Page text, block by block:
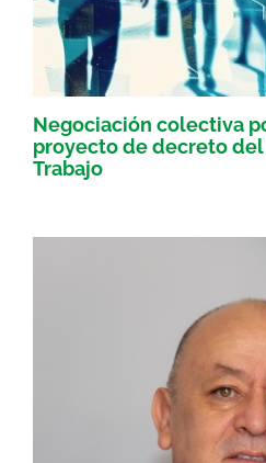
Negociación colectiva
proyecto de decreto
Trabajo